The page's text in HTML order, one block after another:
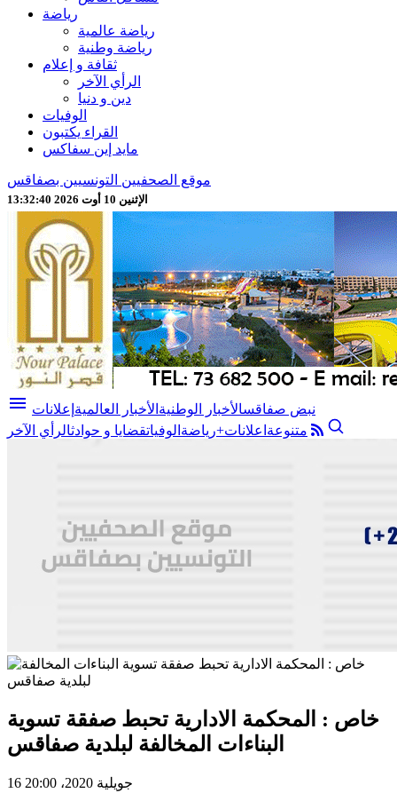
رياضة
رياضة عالمية
رياضة وطنية
ثقافة و إعلام
الرأي الآخر
دين و دنيا
الوفيات
القراء يكتبون
مايد إين سفاكس
موقع الصحفيين التونسيين بصفاقس
الإثنين 10 أوت 2026 13:32:42
menu نبض صفاقسالأخبار الوطنية الأخبار العالمية إعلانات
متنوعة اعلانات+رياضة الوفياتقضايا و حوادثالرأي الآخر
خاص : المحكمة الادارية تحبط صفقة تسوية
البناءات المخالفة لبلدية صفاقس
16 جويلية 2020، 20:00